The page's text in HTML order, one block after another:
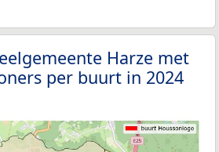
Harze met
per buurt in 2024